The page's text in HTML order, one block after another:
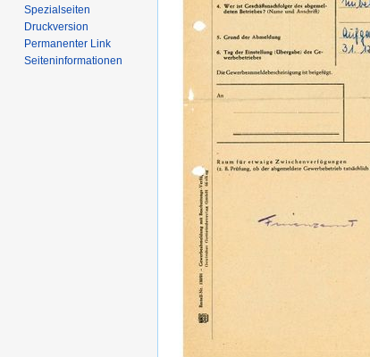
Spezialseiten
Druckversion
Permanenter Link
Seiten­informationen